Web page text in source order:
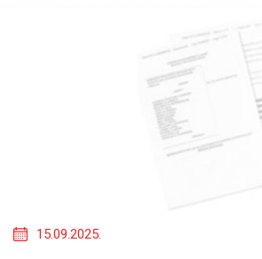
15.09.2025.